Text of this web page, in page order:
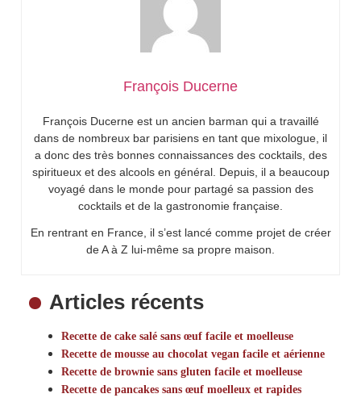
François Ducerne
François Ducerne est un ancien barman qui a travaillé
dans de nombreux bar parisiens en tant que mixologue, il
a donc des très bonnes connaissances des cocktails, des
spiritueux et des alcools en général. Depuis, il a beaucoup
voyagé dans le monde pour partagé sa passion des
cocktails et de la gastronomie française.
En rentrant en France, il s’est lancé comme projet de créer
de A à Z lui-même sa propre maison.
Articles récents
Recette de cake salé sans œuf facile et moelleuse
Recette de mousse au chocolat vegan facile et aérienne
Recette de brownie sans gluten facile et moelleuse
Recette de pancakes sans œuf moelleux et rapides